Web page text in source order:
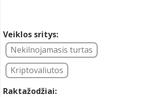
Veiklos sritys:
Nekilnojamasis turtas
Kriptovaliutos
Raktažodžiai: